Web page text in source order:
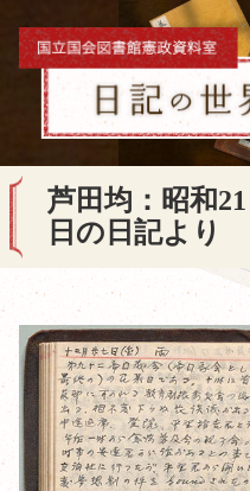
芦田均：昭和
日の日記より